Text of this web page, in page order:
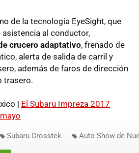
de la tecnología EyeSight, que
al conductor,
crucero adaptativo, frenado de
alerta de salida de carril y
además de faros de dirección
trasero.
| El Subaru Impreza 2017
Subaru Crosstek Auto Show de